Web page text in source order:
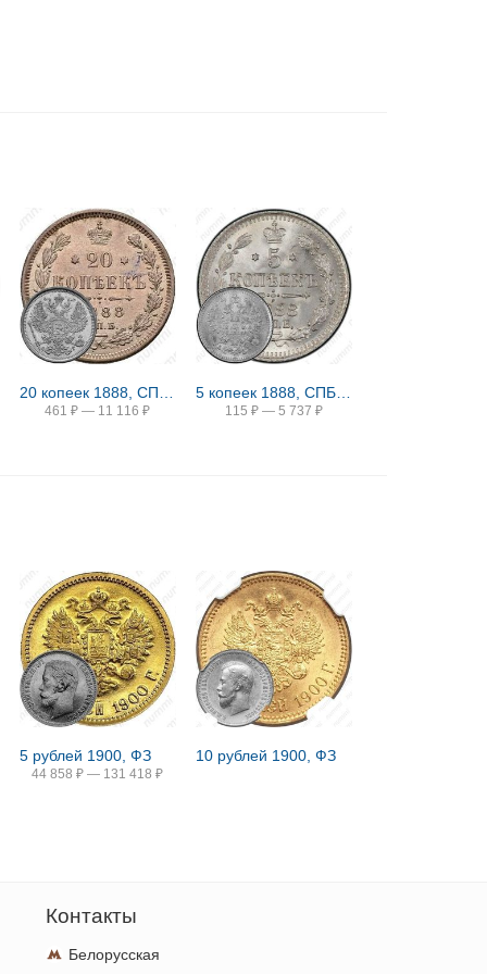
461 ₽ — 11 116 ₽ 115 ₽ — 5 737 ₽
5 рублей 1900, ФЗ
44 858 ₽ — 131 418 ₽
10 рублей 1900, ФЗ
Контакты
Белорусская